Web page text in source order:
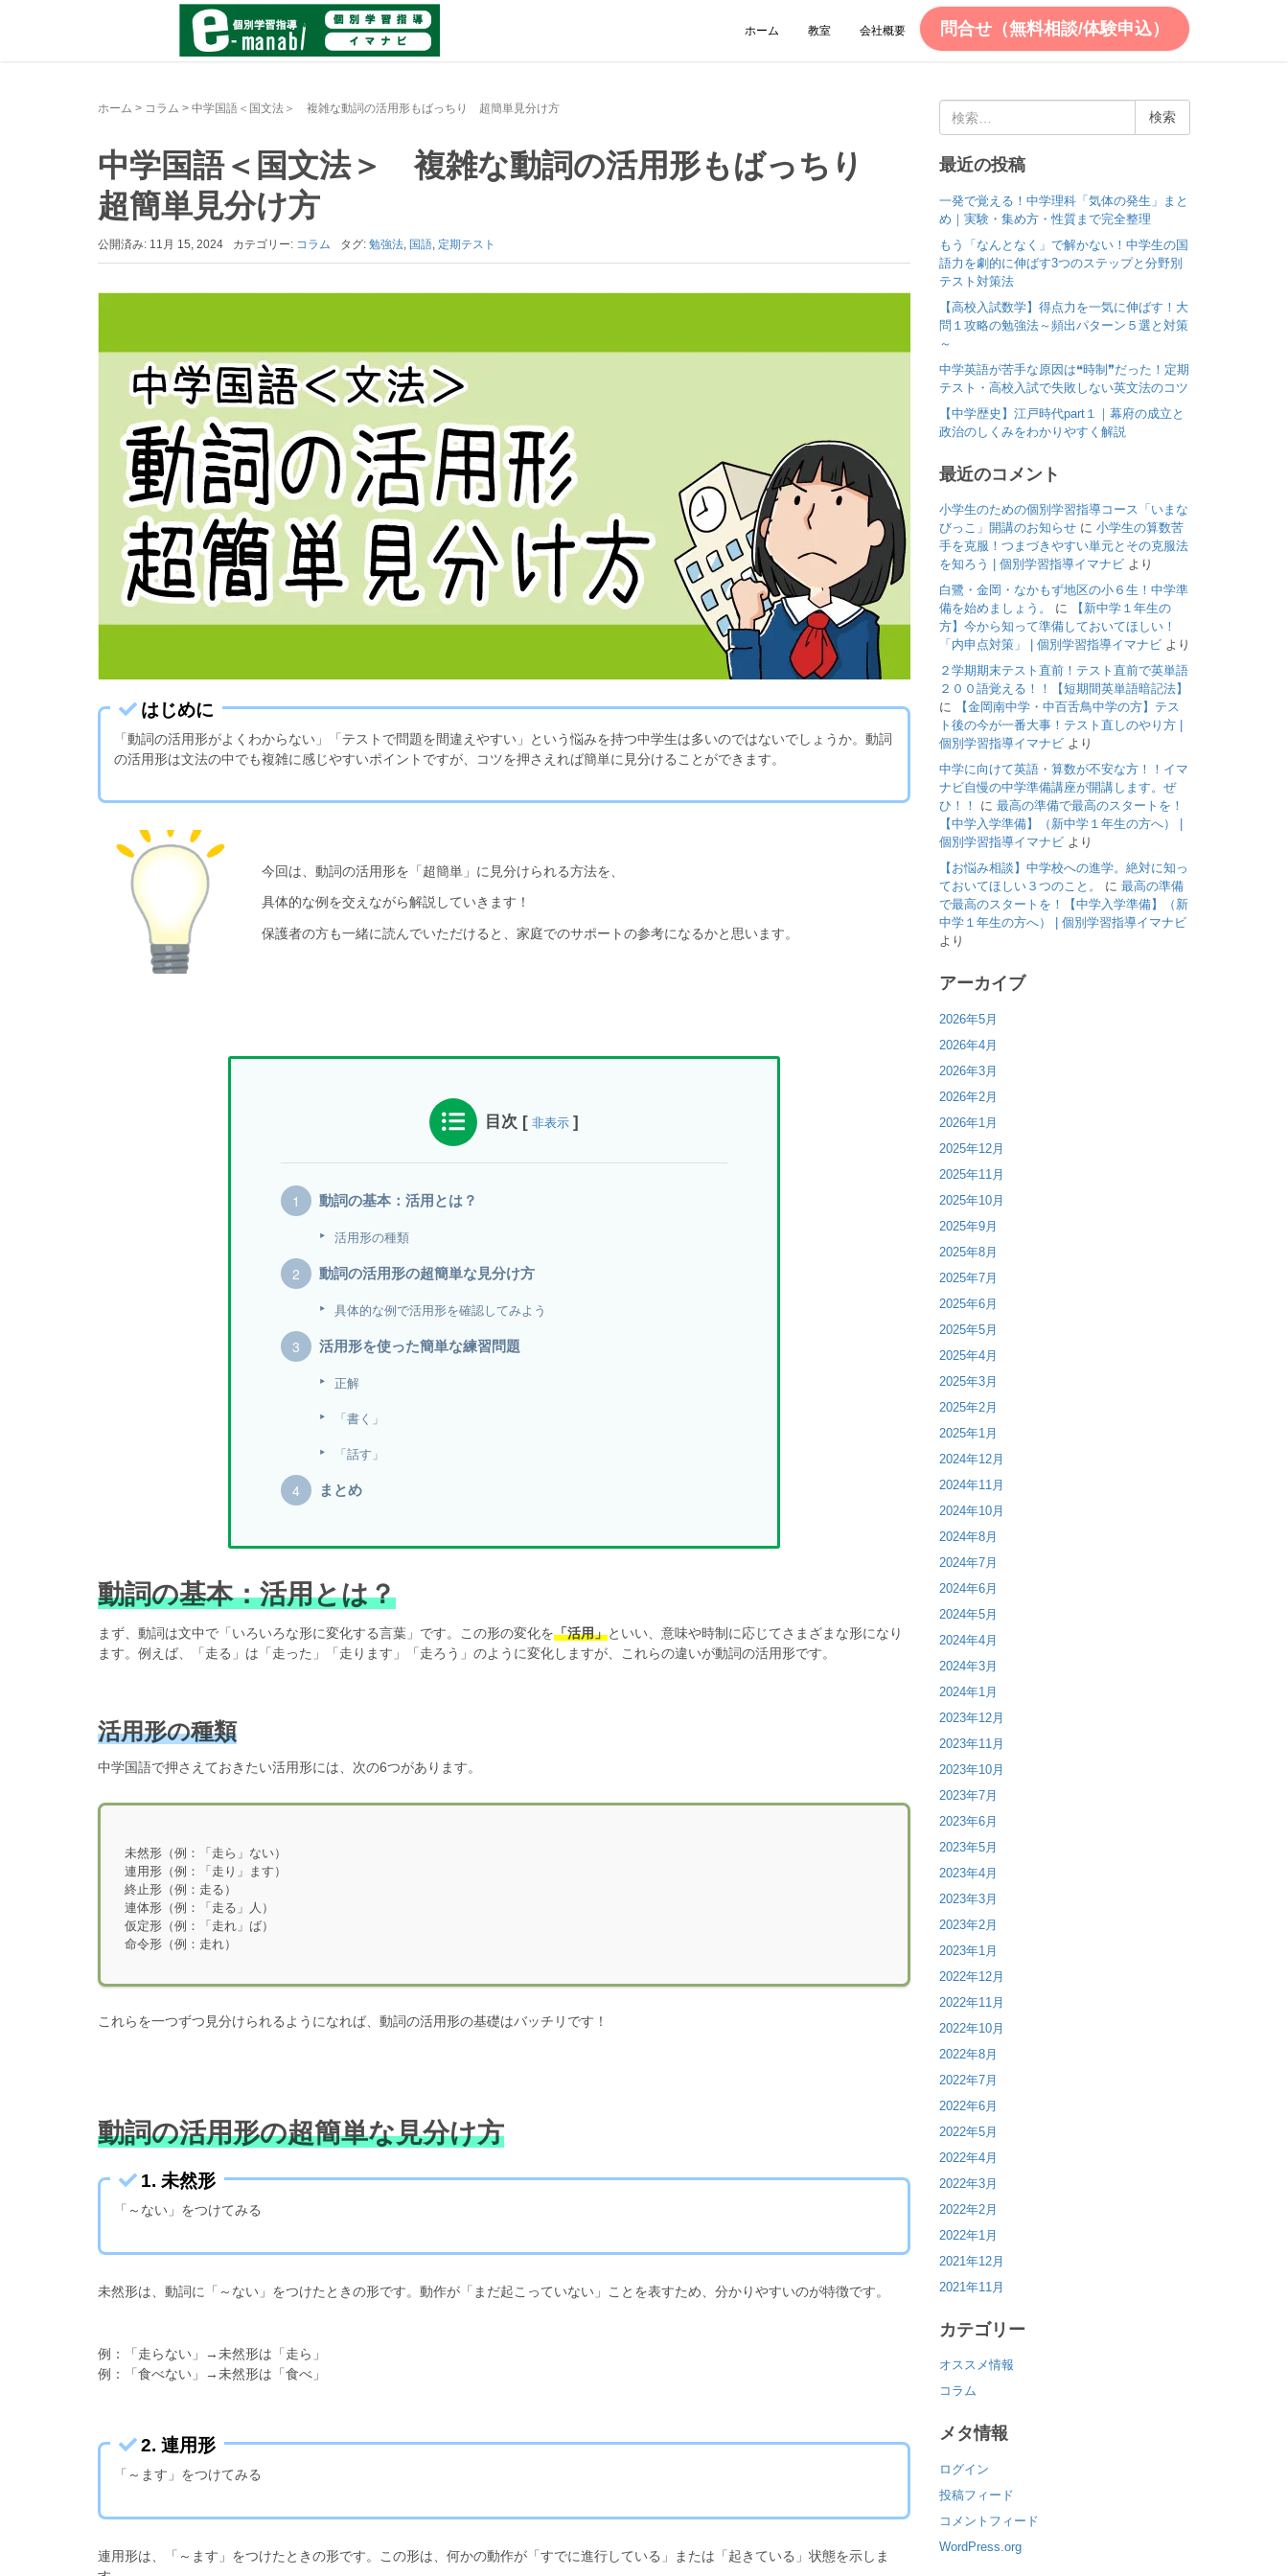
ホーム 教室 会社概要 問合せ（無料相談/体験申込）
ホーム > コラム > 中学国語＜国文法＞ 複雑な動詞の活用形もばっちり 超簡単見分け方
中学国語＜国文法＞ 複雑な動詞の活用形もばっちり
超簡単見分け方
公開済み: 11月 15, 2024 カテゴリー: コラム タグ: 勉強法, 国語, 定期テスト
はじめに
「動詞の活用形がよくわからない」「テストで問題を間違えやすい」という悩みを持つ中学生は多いのではないでしょうか。動詞
の活用形は文法の中でも複雑に感じやすいポイントですが、コツを押さえれば簡単に見分けることができます。
今回は、動詞の活用形を「超簡単」に見分けられる方法を、
具体的な例を交えながら解説していきます！
保護者の方も一緒に読んでいただけると、家庭でのサポートの参考になるかと思います。
目次 [ 非表示 ]
動詞の基本：活用とは？
活用形の種類
動詞の活用形の超簡単な見分け方
具体的な例で活用形を確認してみよう
活用形を使った簡単な練習問題
正解
「書く」
「話す」
まとめ
動詞の基本：活用とは？
まず、動詞は文中で「いろいろな形に変化する言葉」です。この形の変化を「活用」といい、意味や時制に応じてさまざまな形になり
ます。例えば、「走る」は「走った」「走ります」「走ろう」のように変化しますが、これらの違いが動詞の活用形です。
活用形の種類
中学国語で押さえておきたい活用形には、次の6つがあります。
未然形（例：「走ら」ない）
連用形（例：「走り」ます）
終止形（例：走る）
連体形（例：「走る」人）
仮定形（例：「走れ」ば）
命令形（例：走れ）
これらを一つずつ見分けられるようになれば、動詞の活用形の基礎はバッチリです！
動詞の活用形の超簡単な見分け方
1. 未然形
「～ない」をつけてみる
未然形は、動詞に「～ない」をつけたときの形です。動作が「まだ起こっていない」ことを表すため、分かりやすいのが特徴です。
例：「走らない」→未然形は「走ら」
例：「食べない」→未然形は「食べ」
2. 連用形
「～ます」をつけてみる
連用形は、「～ます」をつけたときの形です。この形は、何かの動作が「すでに進行している」または「起きている」状態を示しま
最近の投稿
一発で覚える！中学理科「気体の発生」まと
め｜実験・集め方・性質まで完全整理
もう「なんとなく」で解かない！中学生の国
語力を劇的に伸ばす3つのステップと分野別
テスト対策法
【高校入試数学】得点力を一気に伸ばす！大
問１攻略の勉強法～頻出パターン５選と対策
～
中学英語が苦手な原因は❝時制❞だった！定期
テスト・高校入試で失敗しない英文法のコツ
【中学歴史】江戸時代part１｜幕府の成立と
政治のしくみをわかりやすく解説
最近のコメント
小学生のための個別学習指導コース「いまな
びっこ」開講のお知らせに 小学生の算数苦
手を克服！つまづきやすい単元とその克服法
を知ろう | 個別学習指導イマナビより
白鷺・金岡・なかもず地区の小６生！中学準
備を始めましょう。
に
【新中学１年生の
方】今から知って準備しておいてほしい！
「内申点対策」 | 個別学習指導イマナビより
２学期期末テスト直前！テスト直前で英単語
２００語覚える！！【短期間英単語暗記法】
に
【金岡南中学・中百舌鳥中学の方】テス
ト後の今が一番大事！テスト直しのやり方 |
個別学習指導イマナビより
中学に向けて英語・算数が不安な方！！イマ
ナビ自慢の中学準備講座が開講します。ぜ
ひ！！
に 最高の準備で最高のスタートを！
【中学入学準備】（新中学１年生の方へ） |
個別学習指導イマナビより
【お悩み相談】中学校への進学。絶対に知っ
ておいてほしい３つのこと。
に 最高の準備
で最高のスタートを！【中学入学準備】（新
中学１年生の方へ） | 個別学習指導イマナビ
より
アーカイブ
2026年5月
2026年4月
2026年3月
2026年2月
2026年1月
2025年12月
2025年11月
2025年10月
2025年9月
2025年8月
2025年7月
2025年6月
2025年5月
2025年4月
2025年3月
2025年2月
2025年1月
2024年12月
2024年11月
2024年10月
2024年8月
2024年7月
2024年6月
2024年5月
2024年4月
2024年3月
2024年1月
2023年12月
2023年11月
2023年10月
2023年7月
2023年6月
2023年5月
2023年4月
2023年3月
2023年2月
2023年1月
2022年12月
2022年11月
2022年10月
2022年8月
2022年7月
2022年6月
2022年5月
2022年4月
2022年3月
2022年2月
2022年1月
2021年12月
2021年11月
カテゴリー
オススメ情報
コラム
メタ情報
ログイン
投稿フィード
コメントフィード
WordPress.org